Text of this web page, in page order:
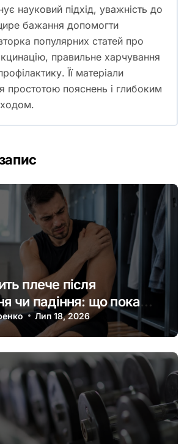
науковий підхід, уважність до
бажання допомогти
популярних статей про
правильне харчування
Її матеріали
простотою пояснень і глибоким
плече після
чи падіння: що покаже
Лип 18, 2026